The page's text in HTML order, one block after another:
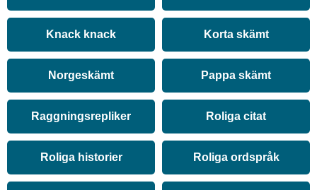
Knack knack Korta skämt
Norgeskämt Pappa skämt
Raggningsrepliker Roliga citat
Roliga historier Roliga ordspråk